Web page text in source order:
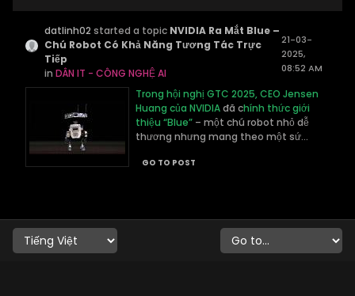
datlinh02 started a topic NVIDIA Ra Mắt Blue –
Chú Robot Có Khả Năng Tương Tác Trực
Tiếp
in DÂN IT - CÔNG NGHỆ AI
21-03-
2025,
08:52 AM
Trong hội nghị GTC 2025, CEO Jensen
Huang của NVIDIAđã chính thức giới
thiệu “Blue” – một chú robot nhỏ dễ
thương nhưng mang theo một sứ...
GO TO POST